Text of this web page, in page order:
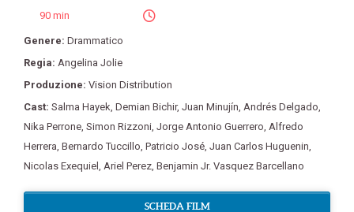
90 min
Genere: Drammatico
Regia: Angelina Jolie
Produzione: Vision Distribution
Cast: Salma Hayek Demian Bichir, Juan Minujín Andrés Delgado
Nika Perrone Simon Rizzoni Jorge Antonio Guerrero Alfredo
Herrera Bernardo Tuccillo Patricio José Juan Carlos Huguenin
Nicolas Exequiel
Ariel Perez Benjamin Jr. Vasquez Barcellano
SCHEDA FILM